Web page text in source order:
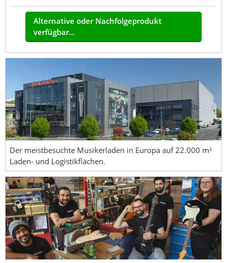
Alternative oder Nachfolgeprodukt
verfügbar...
Der meistbesuchte Musikerladen in Europa auf 22.000 m²
Laden- und Logistikflächen.